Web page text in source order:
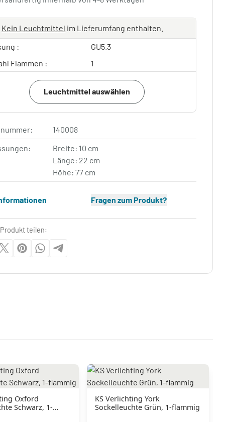
Kein Leuchtmittel im Lieferumfang enthalten.
:
GU5.3
Flammen :
1
Leuchtmittel auswählen
140008
Breite: 10 cm
Länge: 22 cm
Höhe: 77 cm
Fragen zum Produkt?
teilen:
Oxford
Schwarz, 1-
KS Verlichting York
Sockelleuchte Grün, 1-flammig